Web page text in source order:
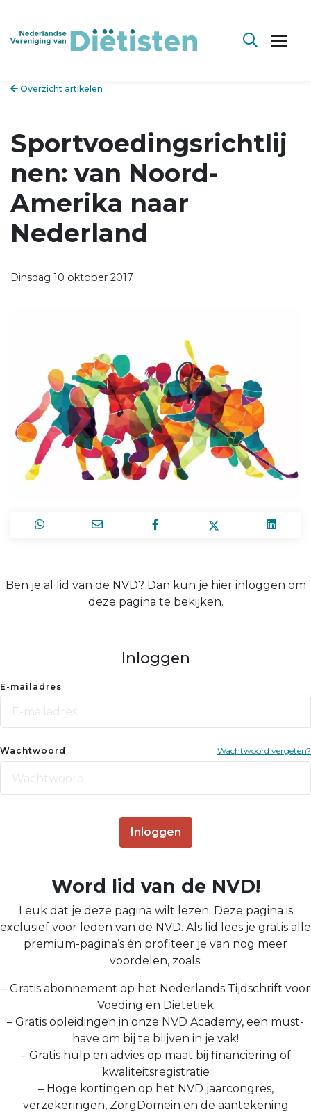
Overzicht artikelen
Sportvoedingsrichtlij
nen: van Noord-
Amerika naar
Nederland
Dinsdag 10 oktober 2017
Ben je al lid van de NVD? Dan kun je hier inloggen om
deze pagina te bekijken.
Inloggen
E-mailadres
Wachtwoord Wachtwoord vergeten?
Inloggen
Word lid van de NVD!
Leuk dat je deze pagina wilt lezen. Deze pagina is
exclusief voor leden van de NVD. Als lid lees je gratis alle
premium-pagina’s én profiteer je van nog meer
voordelen, zoals:
– Gratis abonnement op het Nederlands Tijdschrift voor
Voeding en Diëtetiek
– Gratis opleidingen in onze NVD Academy, een must-
have om bij te blijven in je vak!
– Gratis hulp en advies op maat bij financiering of
kwaliteitsregistratie
– Hoge kortingen op het NVD jaarcongres,
verzekeringen, ZorgDomein en de aantekening